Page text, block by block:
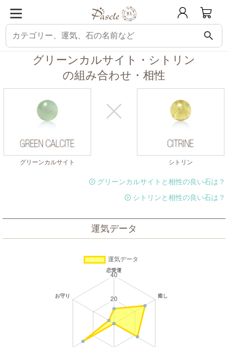
search
パスクル 組み合わせ・相性チェック グリーンカルサイトと相性の良い石
グリーンカルサイト・シトリン
の組み合わせ・相性
グリーンカルサイト シトリン
グリーンカルサイトと相性の良い石は？
シトリンと相性の良い石は？
運気データ